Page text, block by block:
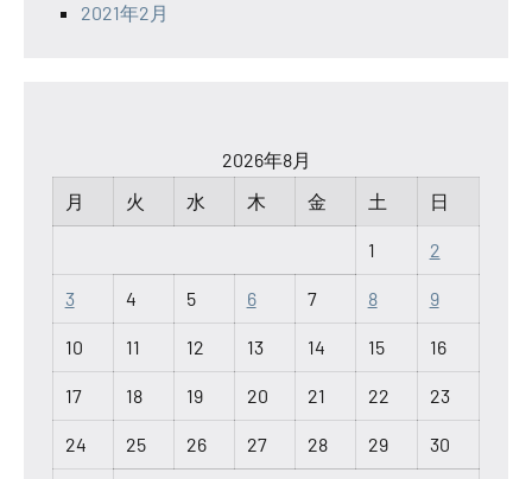
2021年2月
2026年8月
月
火 水 木 金 土 日
1 2
3 4 5 6 7 8 9
10 11 12 13 14 15 16
17 18 19 20 21 22 23
24 25 26 27 28 29 30